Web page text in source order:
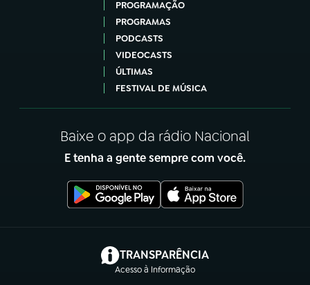
PROGRAMAÇÃO
PROGRAMAS
PODCASTS
VIDEOCASTS
ÚLTIMAS
FESTIVAL DE MÚSICA
Baixe o app da rádio Nacional
E tenha a gente sempre com você.
TRANSPARÊNCIA
Acesso à Informação
(abre em nova aba)